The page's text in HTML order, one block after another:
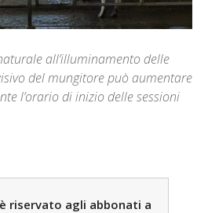
all’illuminamento delle
del mungitore può aumentare
l’orario di inizio delle sessioni
riservato agli abbonati a